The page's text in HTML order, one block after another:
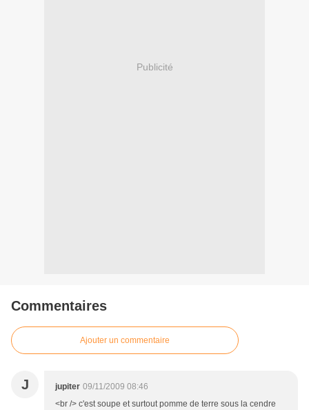
Publicité
Commentaires
Ajouter un commentaire
J jupiter 09/11/2009 08:46
<br /> c'est soupe et surtout pomme de terre sous la cendre